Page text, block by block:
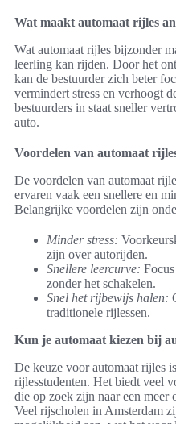
Wat maakt automaat rijles
Wat automaat rijles bijzonder
leerling kan rijden. Door het
kan de bestuurder zich beter
vermindert stress en verhoogt
bestuurders in staat sneller
auto.
Voordelen van automaat
De voordelen van automaat
ervaren vaak een snellere en
Belangrijke voordelen zijn
Minder stress:
zijn over autorijden.
Snellere leercurve:
zonder het schakelen.
Snel het rijbewijs halen:
traditionele rijlessen.
Kun je automaat kiezen bij
De keuze voor automaat rijles
rijlesstudenten. Het biedt veel
die op zoek zijn naar een meer
Veel rijscholen in Amsterdam